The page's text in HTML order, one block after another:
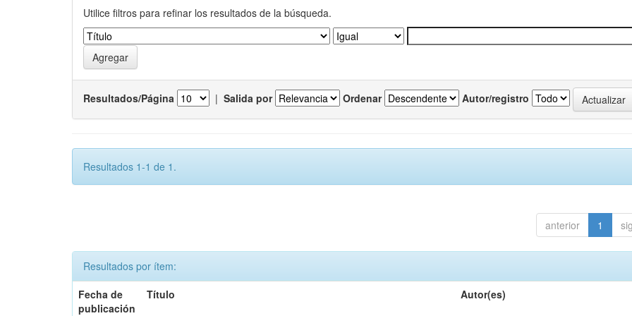
Utilice filtros para refinar los resultados de la búsqueda.
Resultados/Página | Salida por Ordenar Autor/registro
Resultados 1-1 de 1.
anterior 1
Resultados por ítem:
Fecha de
publicación
Título Autor(es)